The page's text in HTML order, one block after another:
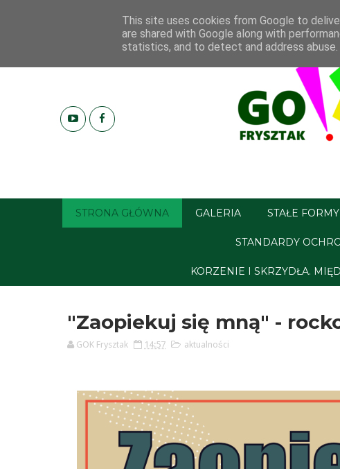
STRONA GŁÓWNA GALERIA STAŁE
STANDARDY
KORZENIE I SKRZYDŁA.
"Zaopiekuj się mną" -
GOK Frysztak 14:57 aktualności
This site uses cookies from Google to
are shared with Google along with
statistics, and to detect and address abuse.